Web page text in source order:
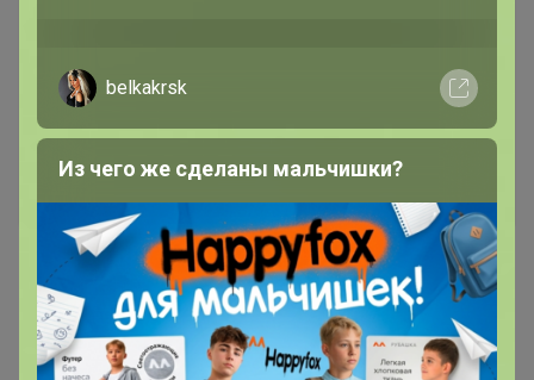
Кофе Грильяж карамель с
орешками 250г, Зерно
Скидка
1 780р
-9%
1 961р
Кофе Эфиопия Амхара 4
Айеху 1000г, ЗЕРНО
belkakrsk
Из чего же сделаны мальчишки?